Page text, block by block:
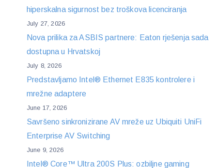
hiperskalna sigurnost bez troškova licenciranja
July 27, 2026
Nova prilika za ASBIS partnere: Eaton rješenja sada
dostupna u Hrvatskoj
July 8, 2026
Predstavljamo Intel® Ethernet E835 kontrolere i
mrežne adaptere
June 17, 2026
Savršeno sinkronizirane AV mreže uz Ubiquiti UniFi
Enterprise AV Switching
June 9, 2026
Intel® Core™ Ultra 200S Plus: ozbiljne gaming